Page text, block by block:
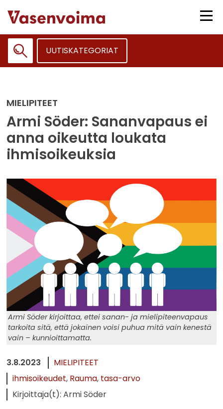
sisältöön
UUTISKATEGORIAT
MIELIPITEET
Armi Söder: Sananvapaus ei
anna oikeutta loukata
ihmisoikeuksia
Armi Söder kirjoittaa, ettei sanan- ja mielipiteenvapaus
tarkoita sitä, että jokainen voisi puhua mitä vain kenestä
vain – kunnioittamatta.
3.8.2023
MIELIPITEET
ihmisoikeudet Rauma tasa-arvo
Kirjoittaja(t): Armi Söder